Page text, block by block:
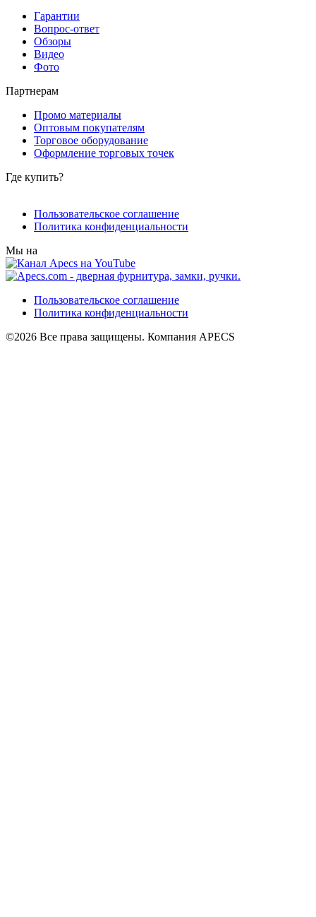
Гарантии
Вопрос-ответ
Обзоры
Видео
Фото
Партнерам
Промо материалы
Оптовым покупателям
Торговое оборудование
Оформление торговых точек
Где купить?
Пользовательское соглашение
Политика конфиденциальности
Мы на
Пользовательское соглашение
Политика конфиденциальности
©2026 Все права защищены. Компания APECS